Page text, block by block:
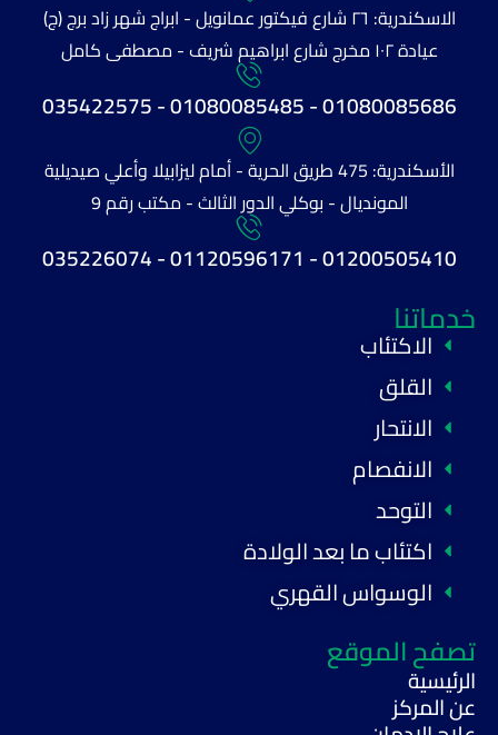
الاسكندرية: ٢٦ شارع فيكتور عمانويل - ابراج شهر زاد برج (ج)
عيادة ١٠٢ مخرج شارع ابراهيم شريف - مصطفى كامل
01080085686 - 01080085485 - 035422575
الأسكندرية: 475 طريق الحرية - أمام ليزابيلا وأعلي صيديلية
المونديال - بوكلي الدور الثالث - مكتب رقم 9
01200505410 - 01120596171 - 035226074
خدماتنا
الاكتئاب
القلق
الانتحار
الانفصام
التوحد
اكتئاب ما بعد الولادة
الوسواس القهري
تصفح الموقع
الرئيسية
عن المركز